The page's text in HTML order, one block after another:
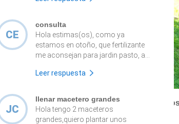
CE
consulta
Hola estimas(os), como ya
estamos en otoño, que fertilizante
me aconsejan para jardin pasto, a...
Leer respuesta
JC
llenar macetero grandes
Hola tengo 2 maceteros
grandes,quiero plantar unos
¿Cómo prevenir el ataque de
el césped?